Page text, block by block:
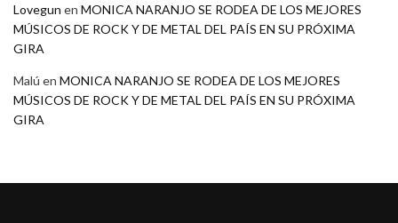
Lovegun en MONICA NARANJO SE RODEA DE LOS MEJORES
MÚSICOS DE ROCK Y DE METAL DEL PAÍS EN SU PRÓXIMA
GIRA
Malú en MONICA NARANJO SE RODEA DE LOS MEJORES
MÚSICOS DE ROCK Y DE METAL DEL PAÍS EN SU PRÓXIMA
GIRA